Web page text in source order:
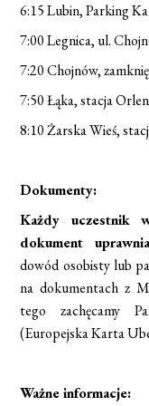
6:15 Lubin, Parking
7:00 Legnica, ul.
7:20 Chojnów,
7:50 Łąka, stacja Orlen
8:10 Żarska Wieś,
Dokumenty:
Każdy uczestnik
dokument
dowód osobisty lub
na dokumentach z
tego zachęcamy
(Europejska Karta
Ważne informacje: